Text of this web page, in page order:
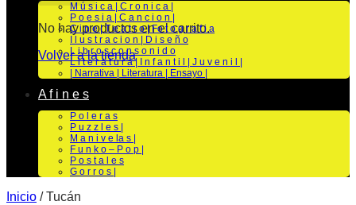
No hay productos en el carrito.
Volver a la tienda
M ú s i c a | C r o n i c a |
P o e s i a | C a n c i o n |
C i n e | T e a t r o | Fo t o g r a f i a
I l u s t r a c i o n | D i s e ñ o
L i b r o s c o n s o n i d o
L i t e r a t u r a | I n f a n t i l | J u v e n i l |
| Narrativa | Literatura | Ensayo |
A f i n e s
P o l e r a s
P u z z l e s |
M a n i v e la s |
F u n k o – P o p |
P o s t a l e s
G o r r o s |
Inicio /Tucán